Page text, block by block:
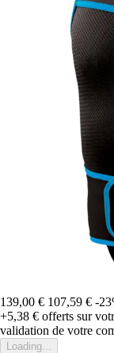
139,00 € 107,59 € -
+5,38 € offerts sur
validation de votre
Loading...